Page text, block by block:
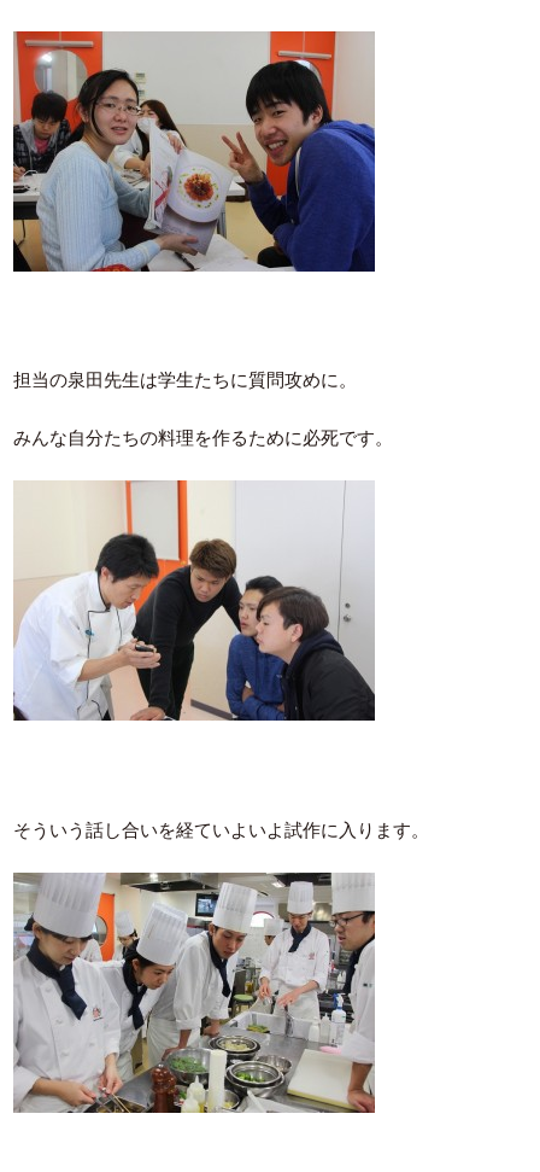
担当の泉田先生は学生たちに質問攻めに。
みんな自分たちの料理を作るために必死です。
そういう話し合いを経ていよいよ試作に入ります。